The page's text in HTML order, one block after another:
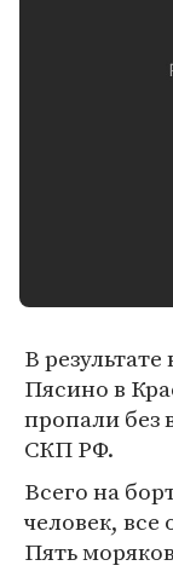
В
Пясино в
пропали без
СКП РФ.
Всего на
человек,
Пять